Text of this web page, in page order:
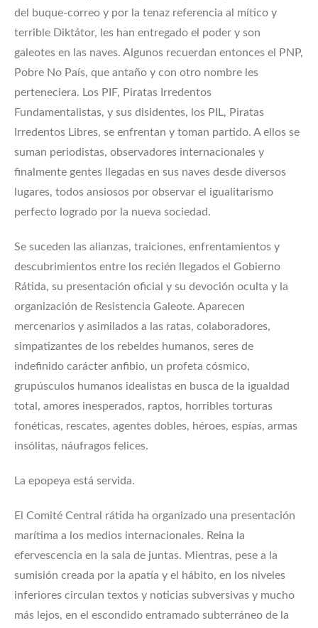
del buque-correo y por la tenaz referencia al mítico y
terrible Diktátor, les han entregado el poder y son
galeotes en las naves. Algunos recuerdan entonces el PNP,
Pobre No País, que antaño y con otro nombre les
perteneciera. Los PIF, Piratas Irredentos
Fundamentalistas, y sus disidentes, los PIL, Piratas
Irredentos Libres, se enfrentan y toman partido. A ellos se
suman periodistas, observadores internacionales y
finalmente gentes llegadas en sus naves desde diversos
lugares, todos ansiosos por observar el igualitarismo
perfecto logrado por la nueva sociedad.
Se suceden las alianzas, traiciones, enfrentamientos y
descubrimientos entre los recién llegados el Gobierno
Rátida, su presentación oficial y su devoción oculta y la
organización de Resistencia Galeote. Aparecen
mercenarios y asimilados a las ratas, colaboradores,
simpatizantes de los rebeldes humanos, seres de
indefinido carácter anfibio, un profeta cósmico,
grupúsculos humanos idealistas en busca de la igualdad
total, amores inesperados, raptos, horribles torturas
fonéticas, rescates, agentes dobles, héroes, espías, armas
insólitas, náufragos felices.
La epopeya está servida.
El Comité Central rátida ha organizado una presentación
marítima a los medios internacionales. Reina la
efervescencia en la sala de juntas. Mientras, pese a la
sumisión creada por la apatía y el hábito, en los niveles
inferiores circulan textos y noticias subversivas y mucho
más lejos, en el escondido entramado subterráneo de la